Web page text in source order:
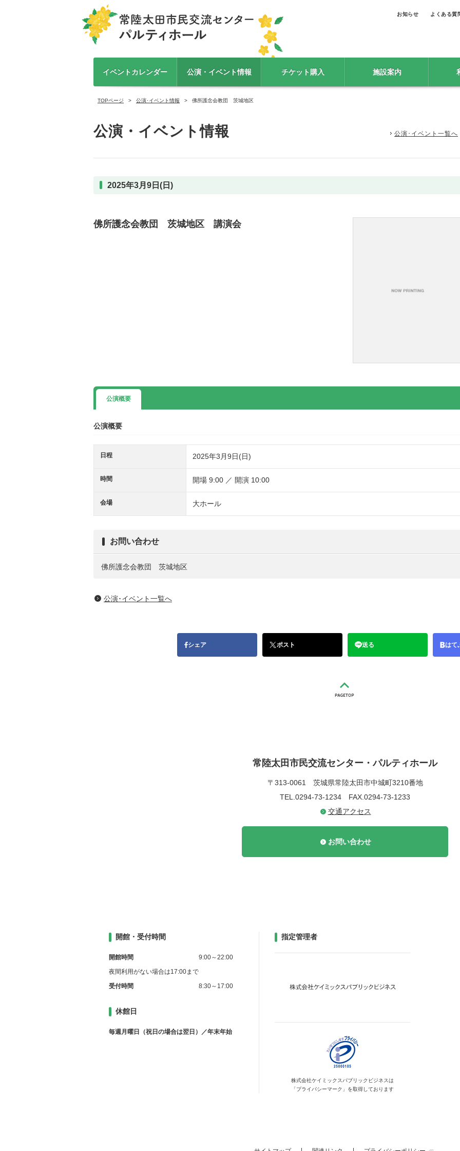
お知らせ よくある質
イベントカレンダー 公演・イベント情報 チケット購入 施設案内
TOPページ 公演･イベント情報 佛所護念会教団 茨城地区
公演・イベント情報 公演･イベント一覧へ
2025年3月9日(日)
佛所護念会教団 茨城地区 講演会
公演概要
公演概要
日程 2025年3月9日(日)
時間 開場 9:00 ／ 開演 10:00
会場 大ホール
お問い合わせ
佛所護念会教団 茨城地区
公演･イベント一覧へ
シェア ポスト 送る はて
常陸太田市民交流センター・パルティホール
〒313-0061 茨城県常陸太田市中城町3210番地
TEL.0294-73-1234 FAX.0294-73-1233
交通アクセス
お問い合わせ
開館・受付時間
開館時間
9:00～22:00
夜間利用がない場合は17:00まで
受付時間
8:30～17:00
休館日
毎週月曜日（祝日の場合は翌日）／年末年始
指定管理者
株式会社ケイミックスパブリックビジネスは
「プライバシーマーク」を取得しております